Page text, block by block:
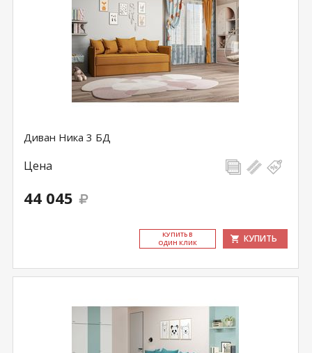
Диван Ника 3 БД
Цена
44 045
КУ­ПИТЬ В
ОДИН КЛИК
КУПИТЬ